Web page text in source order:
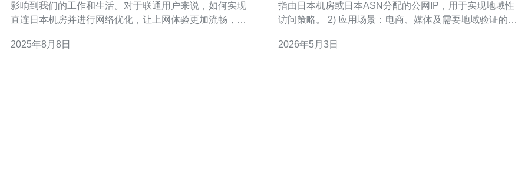
影响到我们的工作和生活。对于联通用户来说，如何实现
直连日本机房并进行网络优化，让上网体验更加流畅，是
网络设置，提升速度 利用VPN技术，实现直连 选择合适的
2025年8月8日
指由日本机房或日本ASN分配的公网IP，用于实现地域性
访问策略。 2) 应用场景：电商、媒体及需要地域验证的
少、CDN回源更稳定、合规与延迟优势明显。 4) 风险：单
2026年5月3日